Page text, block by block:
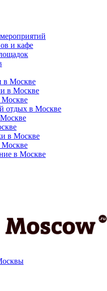
и кафе
в Москве
в Москве
Москве
отдых в Москве
в Москве
Москве
в Москве